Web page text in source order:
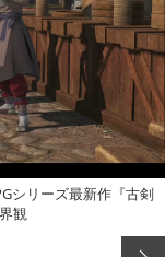
シリーズ最新作『古剣
観